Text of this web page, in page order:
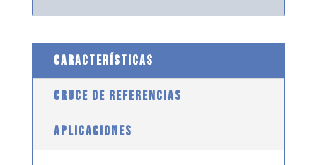
CARACTERÍSTICAS
CRUCE DE REFERENCIAS
APLICACIONES